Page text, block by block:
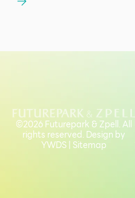
©2026 Futurepark & Zpell. All
rights reserved. Design by
YWDS| Sitemap